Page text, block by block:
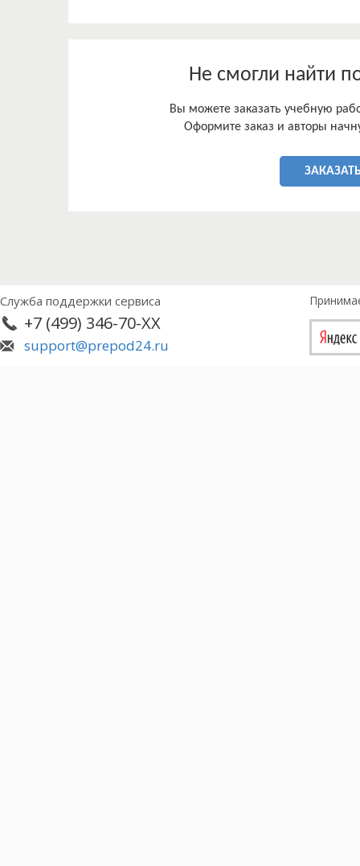
Не смогли найти
Вы можете заказать учебную
Оформите заказ и авторы
Служба поддержки сервиса
+7 (499) 346-70-XX
support@prepod24.ru